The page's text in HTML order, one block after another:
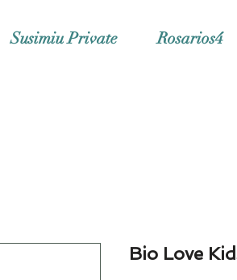
Susimiu Private Rosarios4
Bio Love